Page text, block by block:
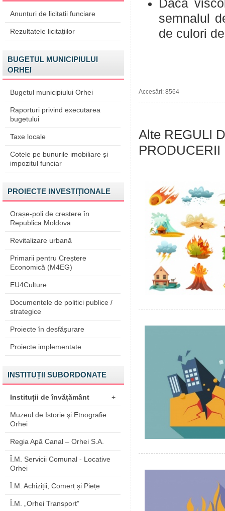
Anunțuri de licitații funciare
Rezultatele licitațiilor
BUGETUL MUNICIPIULUI
ORHEI
Bugetul municipiului Orhei
Raporturi privind executarea
bugetului
Taxe locale
Cotele pe bunurile imobiliare și
impozitul funciar
PROIECTE INVESTIȚIONALE
Orașe-poli de creștere în
Republica Moldova
Revitalizare urbană
Primarii pentru Creștere
Economică (M4EG)
EU4Culture
Documentele de politici publice /
strategice
Proiecte în desfășurare
Proiecte implementate
INSTITUȚII SUBORDONATE
Instituții de învățământ +
Muzeul de Istorie şi Etnografie
Orhei
Regia Apă Canal – Orhei S.A.
Î.M. Servicii Comunal - Locative
Orhei
Î.M. Achiziții, Comerț și Piețe
Î.M. „Orhei Transport”
Dacă
semnalul
de culori
Accesări: 8564
Alte REGULI